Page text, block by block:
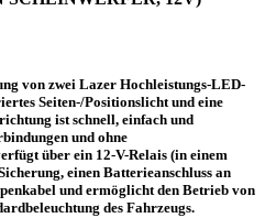
von zwei Lazer Hochleistungs-LED-
Seiten-/Positionslicht und eine
ist schnell, einfach und
und ohne
über ein 12-V-Relais (in einem
einen Batterieanschluss an
und ermöglicht den Betrieb von
des Fahrzeugs.